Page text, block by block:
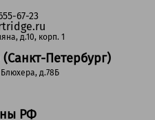
67-23
д.10, корп. 1
Петербург)
д.78Б
РФ